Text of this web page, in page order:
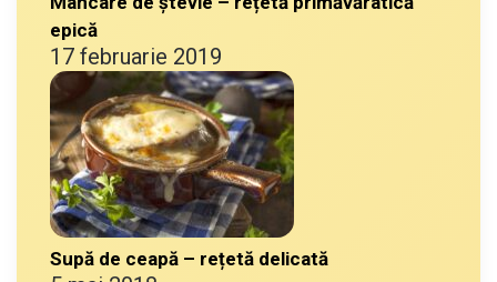
epică
17 februarie 2019
Supă de ceapă – rețetă delicată